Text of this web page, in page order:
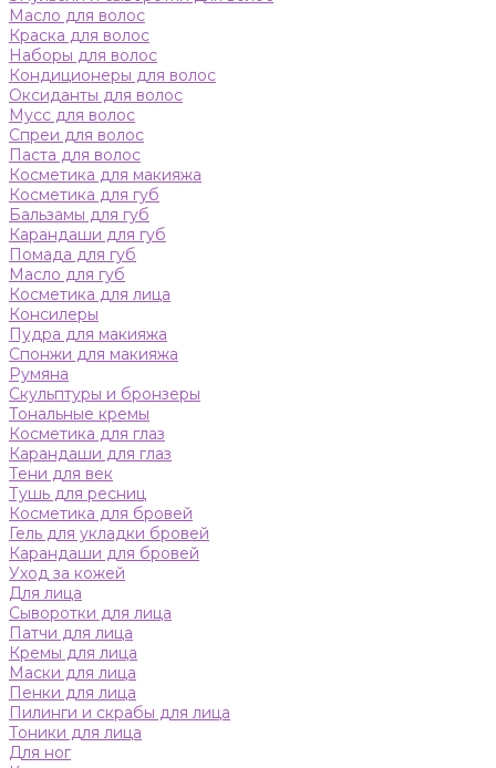
Масло для волос
Краска для волос
Наборы для волос
Кондиционеры для волос
Оксиданты для волос
Мусс для волос
Спреи для волос
Паста для волос
Косметика для макияжа
Косметика для губ
Бальзамы для губ
Карандаши для губ
Помада для губ
Масло для губ
Косметика для лица
Консилеры
Пудра для макияжа
Спонжи для макияжа
Румяна
Скульптуры и бронзеры
Тональные кремы
Косметика для глаз
Карандаши для глаз
Тени для век
Тушь для ресниц
Косметика для бровей
Гель для укладки бровей
Карандаши для бровей
Уход за кожей
Для лица
Сыворотки для лица
Патчи для лица
Кремы для лица
Маски для лица
Пенки для лица
Пилинги и скрабы для лица
Тоники для лица
Для ног